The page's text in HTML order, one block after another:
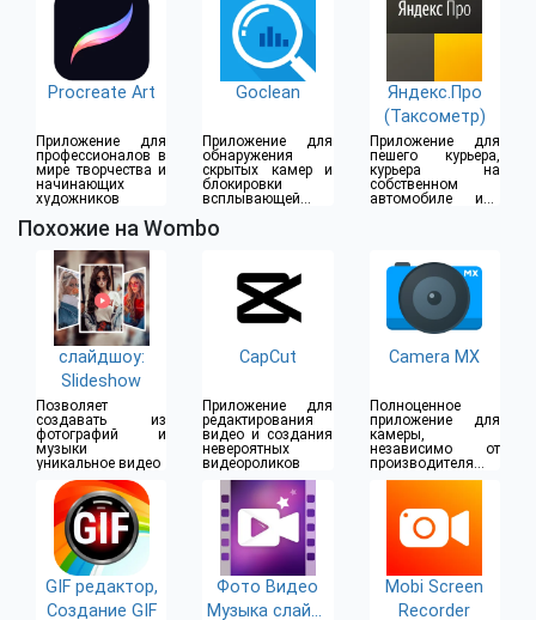
Procreate Art
Приложение для
профессионалов в
мире творчества и
начинающих
художников
Goclean
Приложение для
обнаружения
скрытых камер и
блокировки
всплывающей
Яндекс.Про
(Таксометр)
Приложение для
пешего курьера,
курьера на
собственном
автомобиле или
Похожие на Wombo
слайдшоу:
Slideshow
Позволяет
создавать из
фотографий и
музыки
уникальное видео
CapCut
Приложение для
редактирования
видео и создания
невероятных
видеороликов
Camera MX
Полноценное
приложение для
камеры,
независимо от
производителя
смартфона
GIF редактор,
Создание GIF
Фото Видео
Музыка слайд-
Mobi Screen
Recorder